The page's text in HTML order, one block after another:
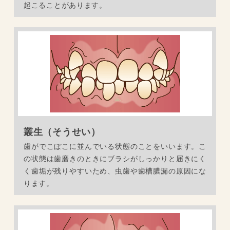
起こることがあります。
叢生（そうせい）
歯がでこぼこに並んでいる状態のことをいいます。こ
の状態は歯磨きのときにブラシがしっかりと届きにく
く歯垢が残りやすいため、虫歯や歯槽膿漏の原因にな
ります。